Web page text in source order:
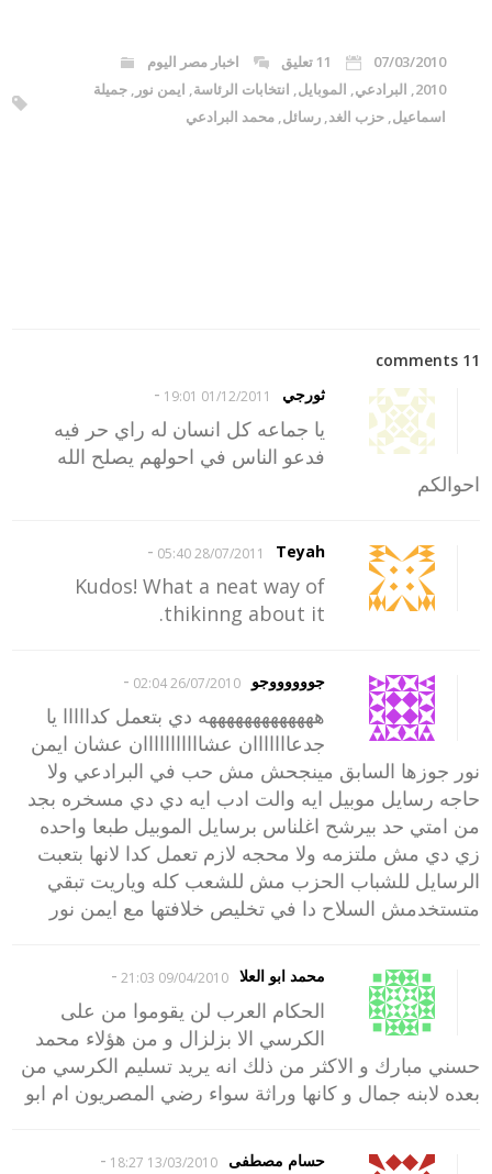
07/03/2010 11 تعليق
اخبار مصر اليوم
2010
, البرادعي, الموبايل, انتخابات الرئاسة, ايمن نور ,جميلة
اسماعيل,حزب الغد,رسائل,محمد البرادعي
11 comments
ثورجي
01/12/2011 19:01
-
يا جماعه كل انسان له راي حر فيه
فدعو الناس في احولهم يصلح الله
احوالكم
Teyah
28/07/2011 05:40
-
Kudos! What a neat way of
thikinng about it.
جووووووجو 26/07/2010 02:04
-
هههههههههههههه دي بتعمل كدااااا يا
جدعااااااان عشااااااااااان عشان ايمن
نور جوزها السابق مينجحش مش حب في البرادعي ولا
حاجه رسايل موبيل ايه والت ادب ايه دي دي مسخره بجد
من امتي حد بيرشح اغلناس برسايل الموبيل طبعا واحده
زي دي مش ملتزمه ولا محجه لازم تعمل كدا لانها بتعبت
الرسايل للشباب الحزب مش للشعب كله وياريت تبقي
متستخدمش السلاح دا في تخليص خلافتها مع ايمن نور
محمد ابو العلا 09/04/2010 21:03
-
الحكام العرب لن يقوموا من على
الكرسي الا بزلزال و من هؤلاء محمد
حسني مبارك و الاكثر من ذلك انه يريد تسليم الكرسي من
بعده لابنه جمال و كانها وراثة سواء رضي المصريون ام ابو
حسام مصطفى 13/03/2010 18:27
-